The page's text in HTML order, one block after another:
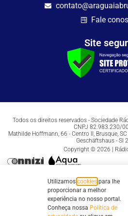
Fale
Site
Todos os direitos reservados - Sociedade
CNPJ 82.983.230/
Mathilde Hoffmann, 66 - Centro II, Brusque,
Geschäftshaus - Sl
Copyright © 2026 |
Utilizamos cookies para lhe
proporcionar a melhor
experiência no nosso portal.
Conheça nossa Política de